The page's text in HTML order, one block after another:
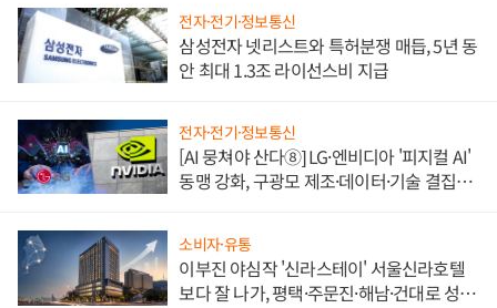
전자·전기·정보통신
삼성전자 넷리스트와 특허분쟁 매듭, 5년 동
안 최대 1.3조 라이선스비 지급
전자·전기·정보통신
[AI 뭉쳐야 산다⑧] LG·엔비디아 '피지컬 AI'
동맹 강화, 구광모 제조·데이터·기술 결집
소비자·유통
이부진 야심작 '신라스테이' 서울신라호텔
보다 잘 나가, 평택·주문진·해남·건대로 성